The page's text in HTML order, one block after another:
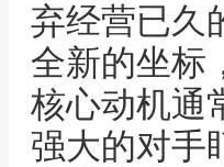
弃经营已久
全新的坐标
核心动机通
强大的对手